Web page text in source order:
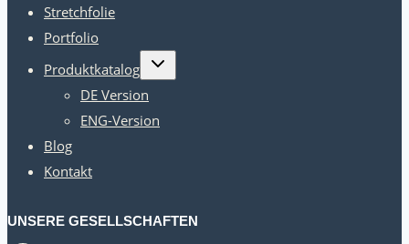
Stretchfolie
Portfolio
Produktkatalog
Kindermenü
DE Version
ENG-Version
Blog
Kontakt
UNSERE GESELLSCHAFTEN